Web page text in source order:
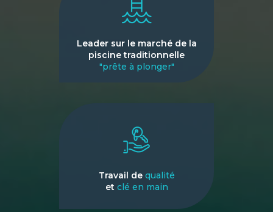
Leader sur le marché de la
piscine traditionnelle
"prête à plonger"
Travail de qualité
et clé en main